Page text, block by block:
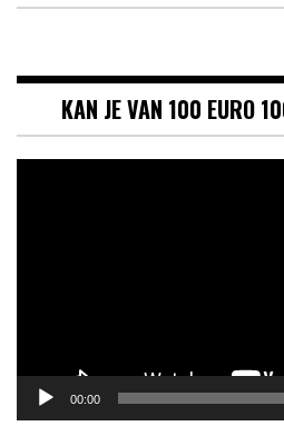
KAN JE VAN 100 EURO
00:00